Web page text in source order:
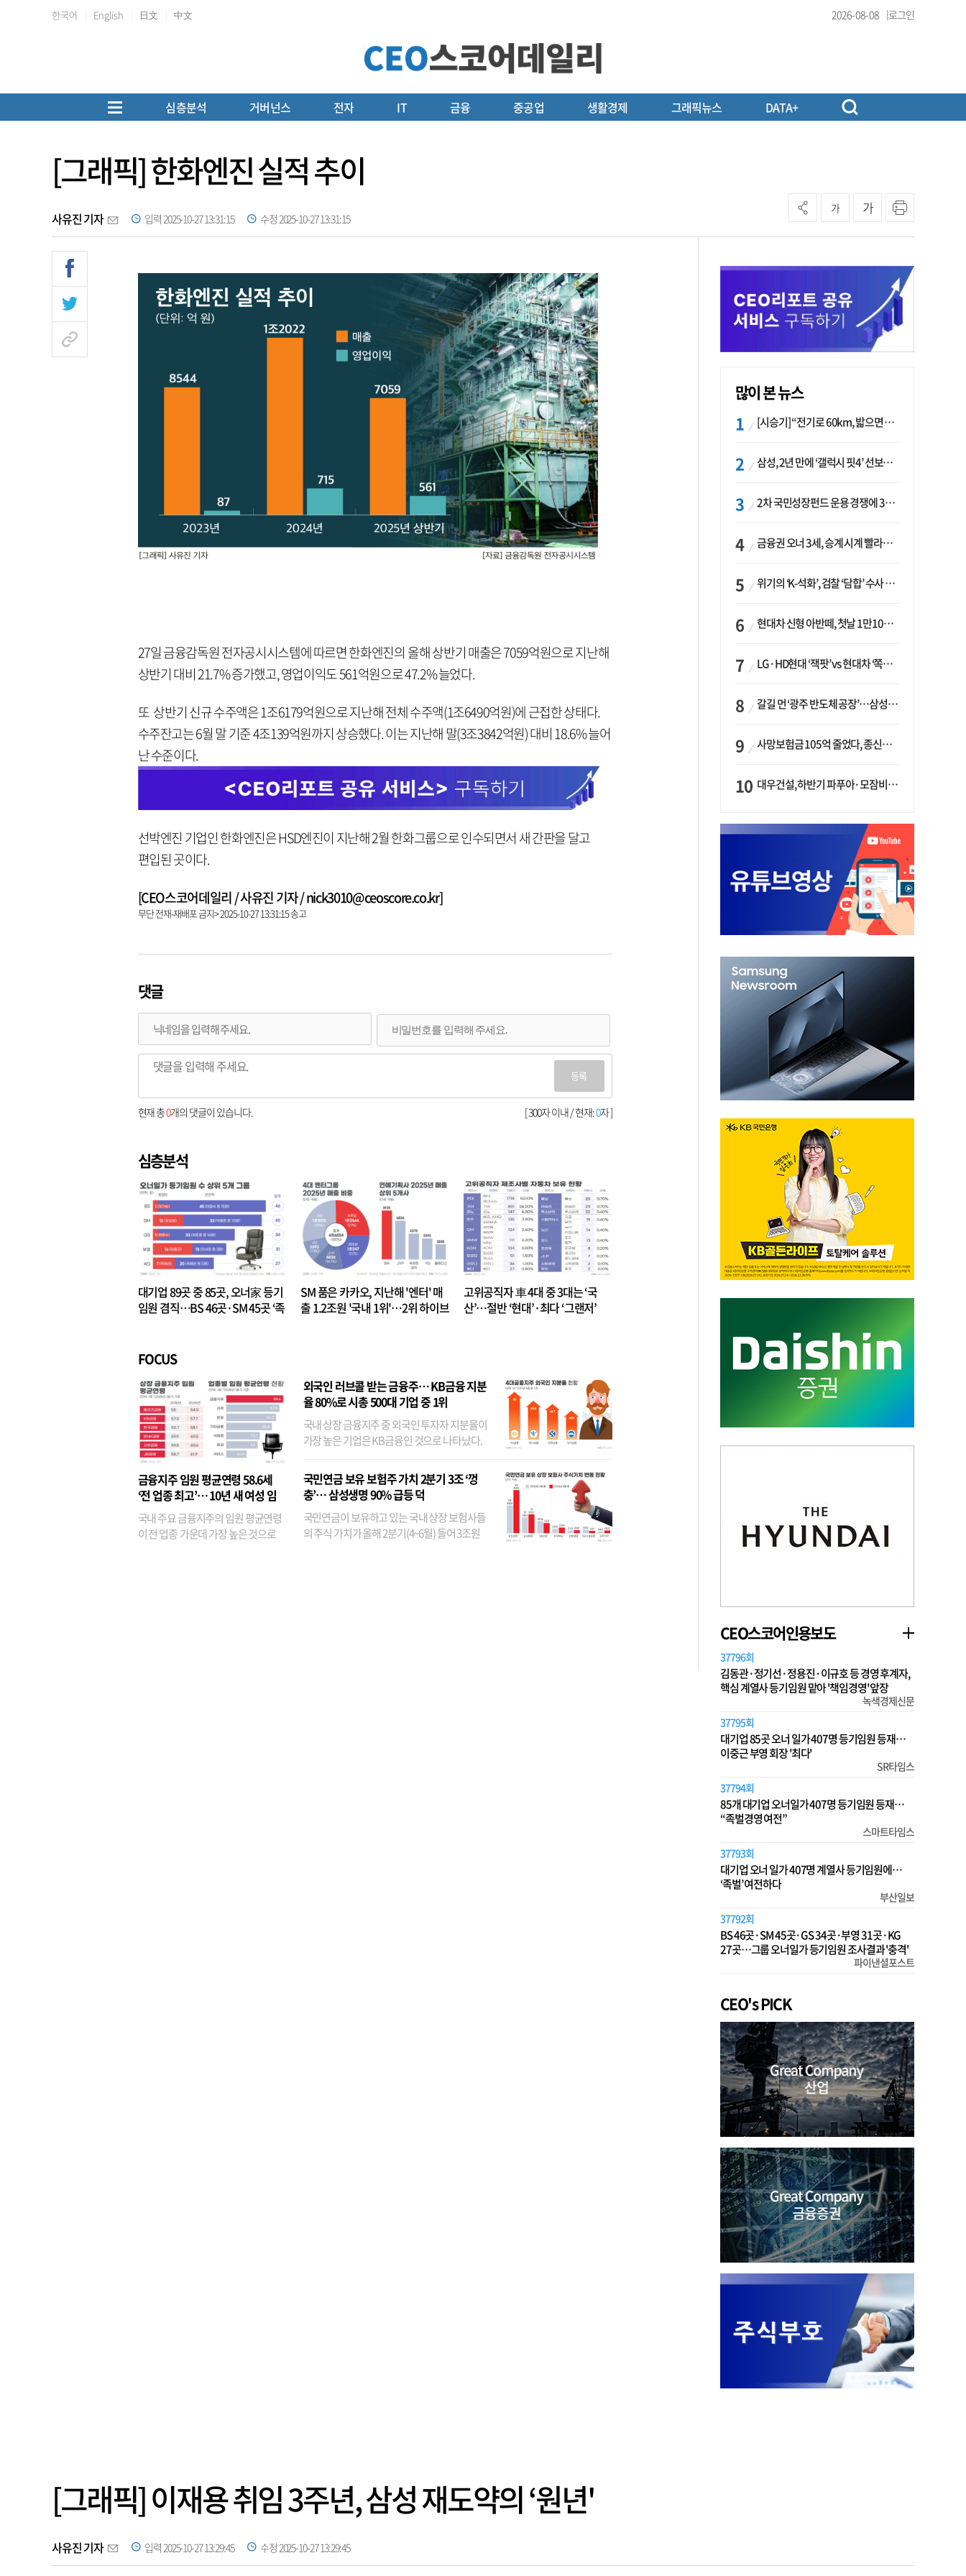
한국어 English 日文 中文 2026-08-08 로그인
심층분석 거버넌스 전자 IT 금융 중공업 생활경제 그래픽뉴스 DATA+
[그래픽] 한화엔진 실적 추이
사유진 기자 입력 2025-10-27 13:31:15 수정 2025-10-27 13:31:15
가 가
27일 금융감독원 전자공시시스템에 따르면 한화엔진의 올해 상반기 매출은 7059억원으로 지난해
상반기 대비 21.7% 증가했고, 영업이익도 561억원으로 47.2% 늘었다.
또 상반기 신규 수주액은 1조6179억원으로 지난해 전체 수주액(1조6490억원)에 근접한 상태다.
수주잔고는 6월 말 기준 4조139억원까지 상승했다. 이는 지난해 말(3조3842억원) 대비 18.6% 늘어
난 수준이다.
선박엔진 기업인 한화엔진은 HSD엔진이 지난해 2월 한화그룹으로 인수되면서 새 간판을 달고
편입된 곳이다.
[CEO스코어데일리 / 사유진 기자 / nick3010@ceoscore.co.kr]
무단 전재-재배포 금지> 2025-10-27 13:31:15 송고
댓글
등록
[ 300자 이내 / 현재:0자 ]
현재 총0개의 댓글이 있습니다.
심층분석
대기업 89곳 중 85곳, 오너家 등기
임원 겸직…BS 46곳·SM 45곳 ‘족
SM 품은 카카오, 지난해 '엔터' 매
출 1.2조원 '국내 1위'…2위 하이브
고위공직자 車 4대 중 3대는 ‘국
산’…절반 ‘현대’·최다 ‘그랜저’
FOCUS
금융지주 임원 평균연령 58.6세
‘전 업종 최고’… 10년 새 여성 임
원은 14배 껑충
국내 주요 금융지주의 임원 평균연령
이 전 업종 가운데 가장 높은 것으로
외국인 러브콜 받는 금융주… KB금융 지분
율 80%로 시총 500대 기업 중 1위
국내 상장 금융지주 중 외국인 투자자 지분율이
가장 높은 기업은 KB금융인 것으로 나타났다.
융이었다. 특히 KB금융은 지난달 말 기준 해외
기관투자자 지분율이...
국민연금 보유 보험주 가치 2분기 3조 ‘껑
충’… 삼성생명 90% 급등 덕
국민연금이 보유하고 있는 국내 상장 보험사들
의 주식 가치가 올해 2분기(4~6월) 들어 3조원
많이 본 뉴스
[시승기] “전기로 60km, 밟으면 462마력”…볼보 XC60 T8의 두 얼굴
삼성, 2년 만에 ‘갤럭시 핏4’ 선보이나…웨어러블 생태계 확장 ‘시동’
2차 국민성장펀드 운용 경쟁에 33개사 몰렸다…신한·하나 등 새 얼굴 대거 합류
금융권 오너 3세, 승계 시계 빨라지나…한국투자 ‘속도’·미래에셋·메리츠는 ‘거리두기’
위기의 ‘K-석화’, 검찰 ‘담합’ 수사 착수…“LG·한화·롯데 등 7개 업체, 8개 제품 가격 담합”
현대차 신형 아반떼, 첫날 1만1094대 계약…역대 최고치 경신
LG·HD현대 ‘잭팟’ vs 현대차 ‘쪽박’…글로벌 사모펀드, 韓 대기업 투자 ‘희비’
갈길 먼 ‘광주 반도체 공장’…삼성·SK, ‘주 52시간제’ 규제 해소 ‘공방’
사망보험금 105억 줄었다, 종신보험·유동화 동시에 ‘주춤’…신한라이프는 401억 급증
대우건설, 하반기 파푸아·모잠비크 LNG 플랜트 수주 가시권…수주목표 27조로 샹향
CEO스코어인용보도
37796회
김동관·정기선·정용진·이규호 등 경영 후계자,
핵심 계열사 등기임원 맡아 '책임경영' 앞장
녹색경제신문
37795회
대기업 85곳 오너 일가 407명 등기임원 등재…
이중근 부영 회장 '최다'
SR타임스
37794회
85개 대기업 오너일가 407명 등기임원 등재…
“족벌경영 여전”
스마트타임스
37793회
대기업 오너 일가 407명 계열사 등기임원에…
‘족벌’ 여전하다
부산일보
37792회
BS 46곳·SM 45곳·GS 34곳·부영 31곳·KG
27곳…그룹 오너일가 등기임원 조사결과 '충격'
파이낸셜포스트
CEO's PICK
[그래픽] 이재용 취임 3주년, 삼성 재도약의 ‘원년'
사유진 기자 입력 2025-10-27 13:29:45 수정 2025-10-27 13:29:45